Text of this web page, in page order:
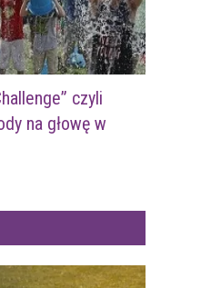
czyli
na głowę w